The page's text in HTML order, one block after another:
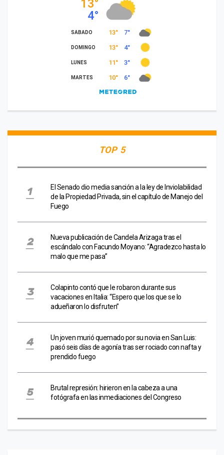
TOP 5
El Senado dio media sanción a la ley de Inviolabilidad
de la Propiedad Privada, sin el capítulo de Manejo del
Fuego
Nueva publicación de Candela Arizaga tras el
escándalo con Facundo Moyano: “Agradezco hasta lo
malo que me pasa”
Colapinto contó que le robaron durante sus
vacaciones en Italia: “Espero que los que se lo
adueñaron lo disfruten”
Un joven murió quemado por su novia en San Luis:
pasó seis días de agonía tras ser rociado con nafta y
prendido fuego
Brutal represión: hirieron en la cabeza a una
fotógrafa en las inmediaciones del Congreso